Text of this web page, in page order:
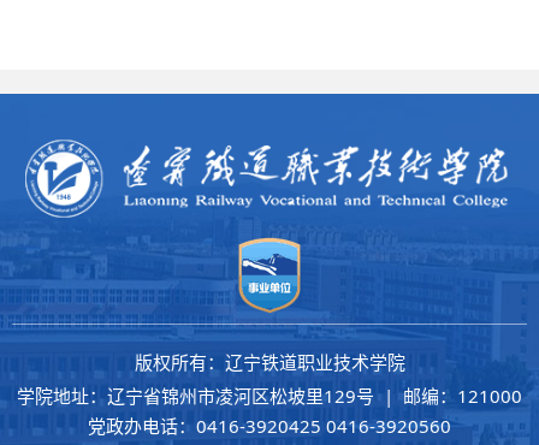
版权所有：辽宁铁道职业技术学院
学院地址：辽宁省锦州市凌河区松坡里129号 | 邮编：121000
党政办电话：0416-3920425 0416-3920560